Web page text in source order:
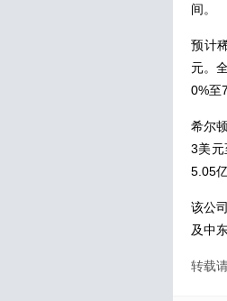
间。
预计
元。
0%至
希尔
3美元
5.05
该公
及中
转载